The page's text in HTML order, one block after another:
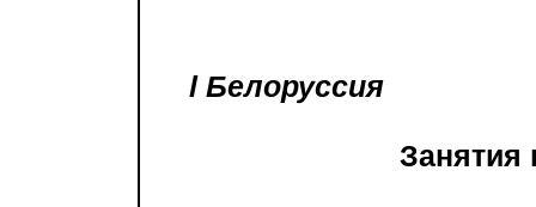
l Белоруссия
Занятия